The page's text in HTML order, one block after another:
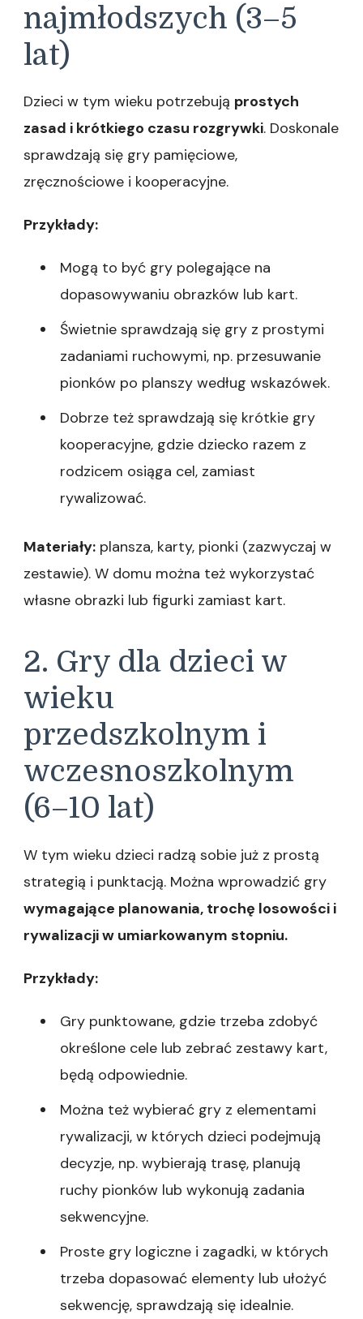
najmłodszych (3–5
lat)
Dzieci w tym wieku potrzebują prostych
zasad i krótkiego czasu rozgrywki. Doskonale
sprawdzają się gry pamięciowe,
zręcznościowe i kooperacyjne.
Przykłady:
Mogą to być gry polegające na
dopasowywaniu obrazków lub kart.
Świetnie sprawdzają się gry z prostymi
zadaniami ruchowymi, np. przesuwanie
pionków po planszy według wskazówek.
Dobrze też sprawdzają się krótkie gry
kooperacyjne, gdzie dziecko razem z
rodzicem osiąga cel, zamiast
rywalizować.
Materiały: plansza, karty, pionki (zazwyczaj w
zestawie). W domu można też wykorzystać
własne obrazki lub figurki zamiast kart.
2. Gry dla dzieci w
wieku
przedszkolnym i
wczesnoszkolnym
(6–10 lat)
W tym wieku dzieci radzą sobie już z prostą
strategią i punktacją. Można wprowadzić gry
wymagające planowania, trochę losowości i
rywalizacji w umiarkowanym stopniu.
Przykłady:
Gry punktowane, gdzie trzeba zdobyć
określone cele lub zebrać zestawy kart,
będą odpowiednie.
Można też wybierać gry z elementami
rywalizacji, w których dzieci podejmują
decyzje, np. wybierają trasę, planują
ruchy pionków lub wykonują zadania
sekwencyjne.
Proste gry logiczne i zagadki, w których
trzeba dopasować elementy lub ułożyć
sekwencję, sprawdzają się idealnie.